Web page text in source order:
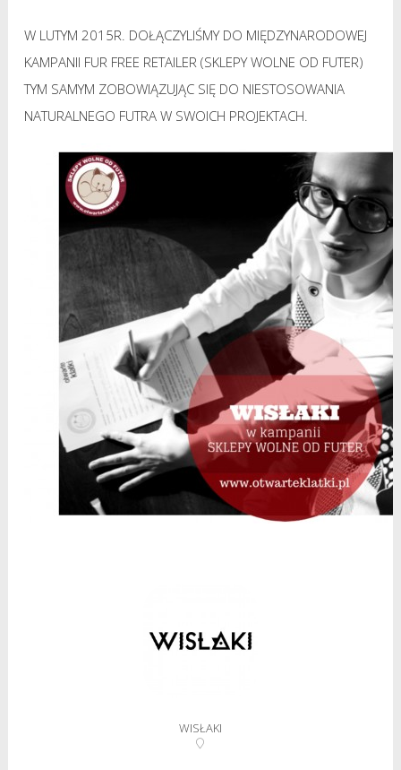
W LUTYM 2015R. DOŁĄCZYLIŚMY DO MIĘDZYNARODOWEJ
KAMPANII FUR FREE RETAILER (SKLEPY WOLNE OD FUTER)
TYM SAMYM ZOBOWIĄZUJĄC SIĘ DO NIESTOSOWANIA
NATURALNEGO FUTRA W SWOICH PROJEKTACH.
WISŁAKI